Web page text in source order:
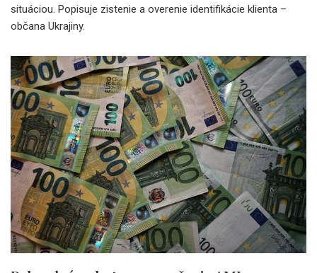
situáciou. Popisuje zistenie a overenie identifikácie klienta –
občana Ukrajiny.